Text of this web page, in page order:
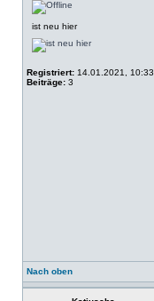
ist neu hier
Registriert: 14.01.2021, 10:33
Beiträge: 3
Nach oben